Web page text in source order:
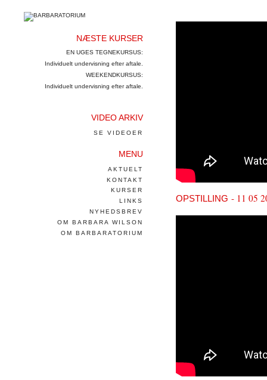
OPSTILLING - 11 05
NÆSTE KURSER
EN UGES TEGNEKURSUS:
Individuelt undervisning efter aftale.
WEEKENDKURSUS:
Individuelt undervisning efter aftale.
VIDEO ARKIV
SE VIDEOER
MENU
AKTUELT
KONTAKT
KURSER
LINKS
NYHEDSBREV
OM BARBARA WILSON
OM BARBARATORIUM